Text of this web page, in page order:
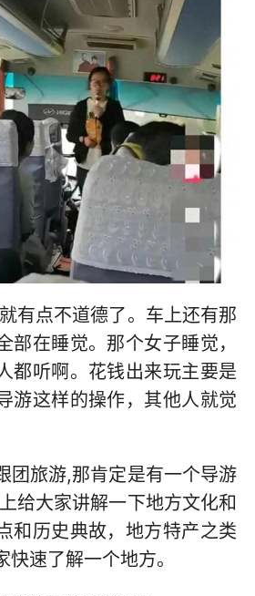
有点不道德了。车上还有那
部在睡觉。那个女子睡觉，
都听啊。花钱出来玩主要是
游这样的操作，其他人就觉
团旅游,那肯定是有一个导游
给大家讲解一下地方文化和
和历史典故，地方特产之类
速了解一个地方。